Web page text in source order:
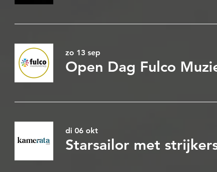
zo 13 sep
di 06 okt
Starsailor met